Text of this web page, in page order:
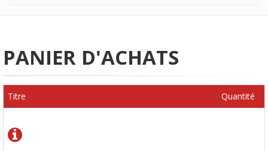
PANIER D'ACHATS
Titre Quantité